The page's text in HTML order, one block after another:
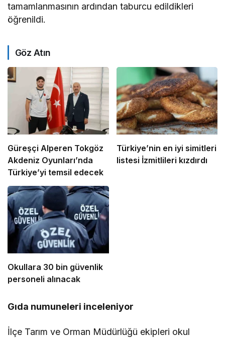
tamamlanmasının ardından taburcu edildikleri
öğrenildi.
Göz Atın
Güreşçi Alperen Tokgöz
Akdeniz Oyunları’nda
Türkiye’yi temsil edecek
Türkiye’nin en iyi simitleri
listesi İzmitlileri kızdırdı
Okullara 30 bin güvenlik
personeli alınacak
Gıda numuneleri inceleniyor
İlçe Tarım ve Orman Müdürlüğü ekipleri okul